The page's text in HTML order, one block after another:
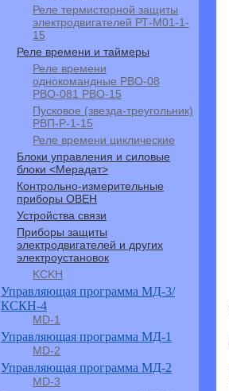
Реле термисторной защиты
электродвигателей РТ-М01-1-
15
Реле времени и таймеры
Реле времени
однокомандные РВО-08
РВО-081 РВО-15
Пусковое (звезда-треугольник)
РВП-Р-1-15
Реле времени циклические
Блоки управления и силовые
блоки <Мерадат>
Контрольно-измерительные
приборы ОВЕН
Устройства связи
Приборы защиты
электродвигателей и других
электроустановок
KCKH
Управляющая программа МД-3/
КСКН-4
MD-1
Управляющая программа МД-1
MD-2
Управляющая программа МД-2
MD-3